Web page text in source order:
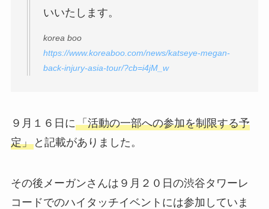
いいたします。
korea boo
https://www.koreaboo.com/news/katseye-megan-
back-injury-asia-tour/?cb=i4jM_w
９月１６日に「活動の一部への参加を制限する予
定」と記載がありました。
その後メーガンさんは９月２０日の渋谷タワーレ
コードでのハイタッチイベントには参加していま